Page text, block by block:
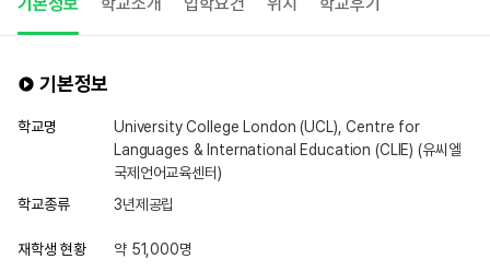
기본정보
학교명
University College London (UCL), Centre for
Languages & International Education (CLIE) (유씨엘
국제언어교육센터)
학교종류
3년제공립
재학생 현황 약 51,000명